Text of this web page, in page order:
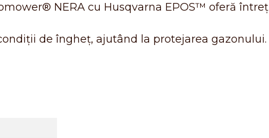
NERA cu Husqvarna EPOS™ oferă
de îngheț, ajutând la protejarea gazonului.